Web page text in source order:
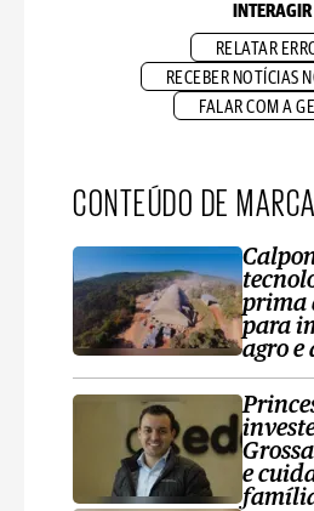
INTERAGIR
RELATAR
RECEBER NOTÍCIAS
FALAR COM A
CONTEÚDO DE MARCA
prima
para
agro
e